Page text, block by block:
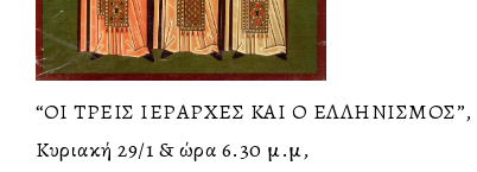
“ΟΙ ΤΡΕΙΣ ΙΕΡΑΡΧΕΣ ΚΑΙ Ο ΕΛΛΗΝΙΣΜΟΣ”,
Κυριακή 29/1 & ώρα 6.30 μ.μ,